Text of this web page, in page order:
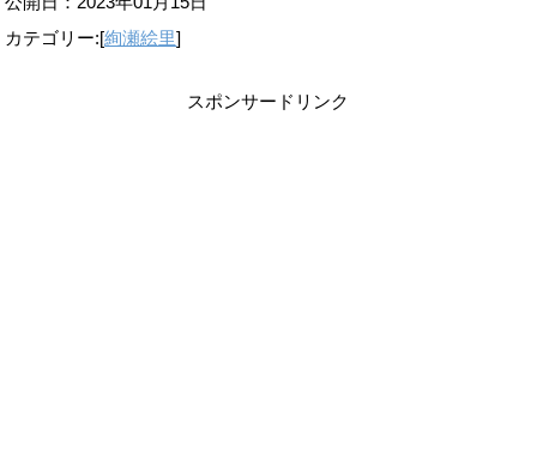
カテゴリー:[絢瀬絵里]
スポンサードリンク